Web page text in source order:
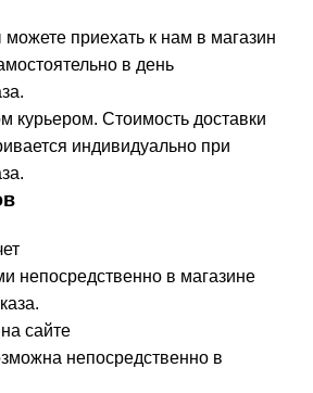
приехать к нам в магазин
в день
курьером. Стоимость доставки
индивидуально при
непосредственно в магазине
сайте
непосредственно в